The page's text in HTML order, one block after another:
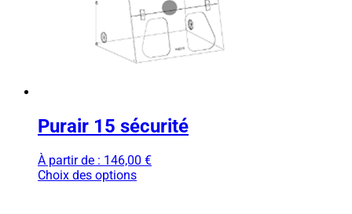
Purair 15 sécurité
À partir de : 146,00 €
Choix des options